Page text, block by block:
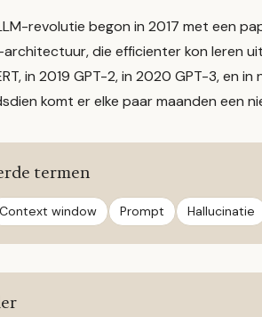
revolutie begon in 2017 met een
architectuur, die efficienter kon leren
in 2019 GPT-2, in 2020 GPT-3, en
komt er elke paar maanden een
termen
Context window Prompt Hallucinatie